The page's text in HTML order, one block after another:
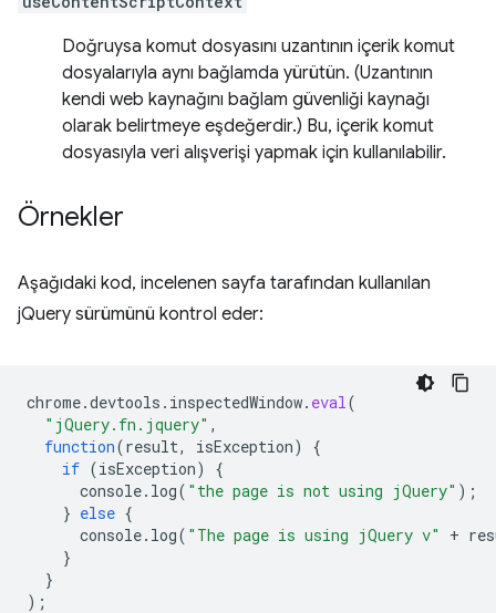
Doğruysa komut dosyasını uzantının içerik komut
dosyalarıyla aynı bağlamda yürütün. (Uzantının
kendi web kaynağını bağlam güvenliği kaynağı
olarak belirtmeye eşdeğerdir.) Bu, içerik komut
dosyasıyla veri alışverişi yapmak için kullanılabilir.
Örnekler
Aşağıdaki kod, incelenen sayfa tarafından kullanılan
jQuery sürümünü kontrol eder:
chrome.devtools . inspectedWindow. eval(
"jQuery.fn.jquery" ,
function(result, isException)
{
if (isException)
{
console. log( "the page is not using jQuery" );
} else {
console. log( "The page is using jQuery v" +
}
}
);